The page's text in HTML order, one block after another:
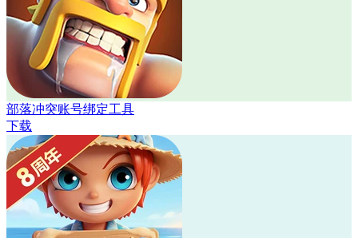
部落冲突账号绑定工具
下载